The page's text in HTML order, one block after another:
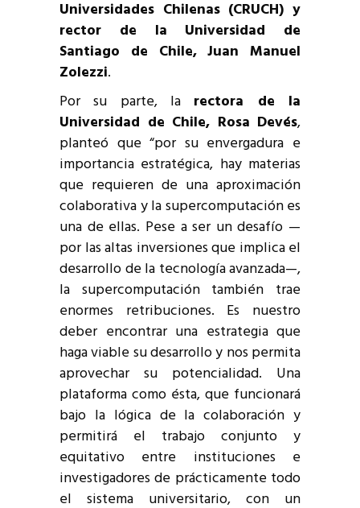
Universidades Chilenas (CRUCH) y
rector de la Universidad de
Santiago de Chile, Juan Manuel
Zolezzi.
Por su parte, la rectora de la
Universidad de Chile, Rosa Devés,
planteó que “por su envergadura e
importancia estratégica, hay materias
que requieren de una aproximación
colaborativa y la supercomputación es
una de ellas. Pese a ser un desafío —
por las altas inversiones que implica el
desarrollo de la tecnología avanzada—,
la supercomputación también trae
enormes retribuciones. Es nuestro
deber encontrar una estrategia que
haga viable su desarrollo y nos permita
aprovechar su potencialidad. Una
plataforma como ésta, que funcionará
bajo la lógica de la colaboración y
permitirá el trabajo conjunto y
equitativo entre instituciones e
investigadores de prácticamente todo
el sistema universitario, con un